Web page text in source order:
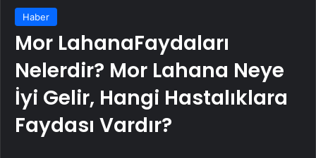
Haber
Mor LahanaFaydaları
Nelerdir? Mor Lahana Neye
İyi Gelir, Hangi Hastalıklara
Faydası Vardır?